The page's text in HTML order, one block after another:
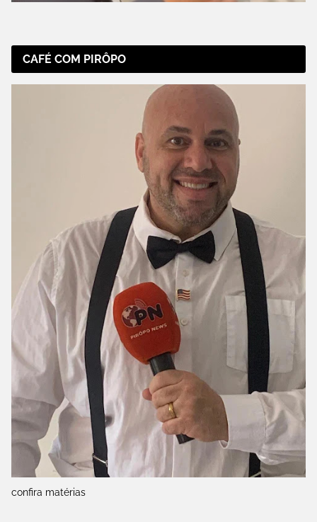
CAFÉ COM PIRÔPO
confira matérias